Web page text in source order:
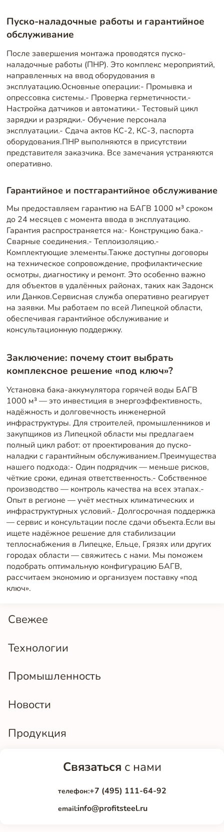
Свежее
Технологии
Промышленность
Новости
Продукция
Пуско-наладочные работы и гарантийное
обслуживание
После завершения монтажа проводятся пуско-
наладочные работы (ПНР). Это комплекс мероприятий,
направленных на ввод оборудования в
эксплуатацию.Основные операции:- Промывка и
опрессовка системы.- Проверка герметичности.-
Настройка датчиков и автоматики.- Тестовый цикл
зарядки и разрядки.- Обучение персонала
эксплуатации.- Сдача актов КС-2, КС-3, паспорта
оборудования.ПНР выполняются в присутствии
представителя заказчика. Все замечания устраняются
оперативно.
Гарантийное и постгарантийное обслуживание
Мы предоставляем гарантию на БАГВ 1000 м³ сроком
до 24 месяцев с момента ввода в эксплуатацию.
Гарантия распространяется на:- Конструкцию бака.-
Сварные соединения.- Теплоизоляцию.-
Комплектующие элементы.Также доступны договоры
на техническое сопровождение, профилактические
осмотры, диагностику и ремонт. Это особенно важно
для объектов в удалённых районах, таких как Задонск
или Данков.Сервисная служба оперативно реагирует
на заявки. Мы работаем по всей Липецкой области,
обеспечивая гарантийное обслуживание и
консультационную поддержку.
Заключение: почему стоит выбрать
комплексное решение «под ключ»?
Установка бака-аккумулятора горячей воды БАГВ
1000 м³ — это инвестиция в энергоэффективность,
надёжность и долговечность инженерной
инфраструктуры. Для строителей, промышленников и
закупщиков из Липецкой области мы предлагаем
полный цикл работ: от проектирования до пуско-
наладки с гарантийным обслуживанием.Преимущества
нашего подхода:- Один подрядчик — меньше рисков,
чёткие сроки, единая ответственность.- Собственное
производство — контроль качества на всех этапах.-
Опыт в регионе — учёт местных климатических и
инфраструктурных условий.- Долгосрочная поддержка
— сервис и консультации после сдачи объекта.Если вы
ищете надёжное решение для стабилизации
теплоснабжения в Липецке, Ельце, Грязях или других
городах области — свяжитесь с нами. Мы поможем
подобрать оптимальную конфигурацию БАГВ,
рассчитаем экономию и организуем поставку «под
ключ».
Связаться с нами
телефон:+7 (495) 111-64-92
email:info@profitsteel.ru